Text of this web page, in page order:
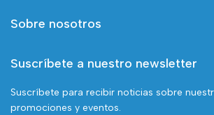
Sobre nosotros
Suscríbete a nuestro newsletter
Suscríbete para recibir noticias sobre
promociones y eventos.